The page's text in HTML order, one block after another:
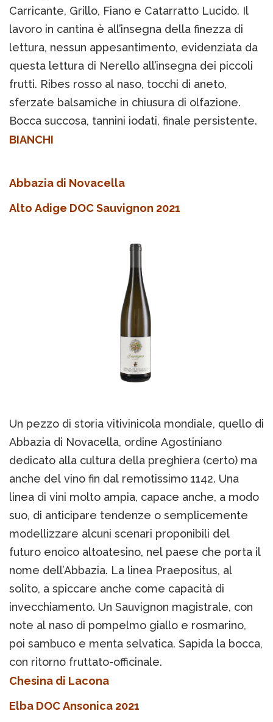
Carricante, Grillo, Fiano e Catarratto Lucido. Il
lavoro in cantina è all’insegna della finezza di
lettura, nessun appesantimento, evidenziata da
questa lettura di Nerello all’insegna dei piccoli
frutti. Ribes rosso al naso, tocchi di aneto,
sferzate balsamiche in chiusura di olfazione.
Bocca succosa, tannini iodati, finale persistente.
BIANCHI
Abbazia di Novacella
Alto Adige DOC Sauvignon 2021
Un pezzo di storia vitivinicola mondiale, quello di
Abbazia di Novacella, ordine Agostiniano
dedicato alla cultura della preghiera (certo) ma
anche del vino fin dal remotissimo 1142. Una
linea di vini molto ampia, capace anche, a modo
suo, di anticipare tendenze o semplicemente
modellizzare alcuni scenari proponibili del
futuro enoico altoatesino, nel paese che porta il
nome dell’Abbazia. La linea Praepositus, al
solito, a spiccare anche come capacità di
invecchiamento. Un Sauvignon magistrale, con
note al naso di pompelmo giallo e rosmarino,
poi sambuco e menta selvatica. Sapida la bocca,
con ritorno fruttato-officinale.
Chesina di Lacona
Elba DOC Ansonica 2021